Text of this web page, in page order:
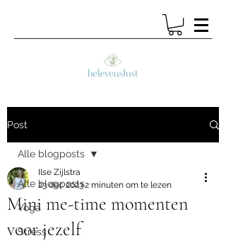
Post
Alle blogposts
Yoga
Stress
Alle blogposts
Mini me-time momenten
voor jezelf
Ilse Zijlstra
23 dec 20232 minuten om te lezen